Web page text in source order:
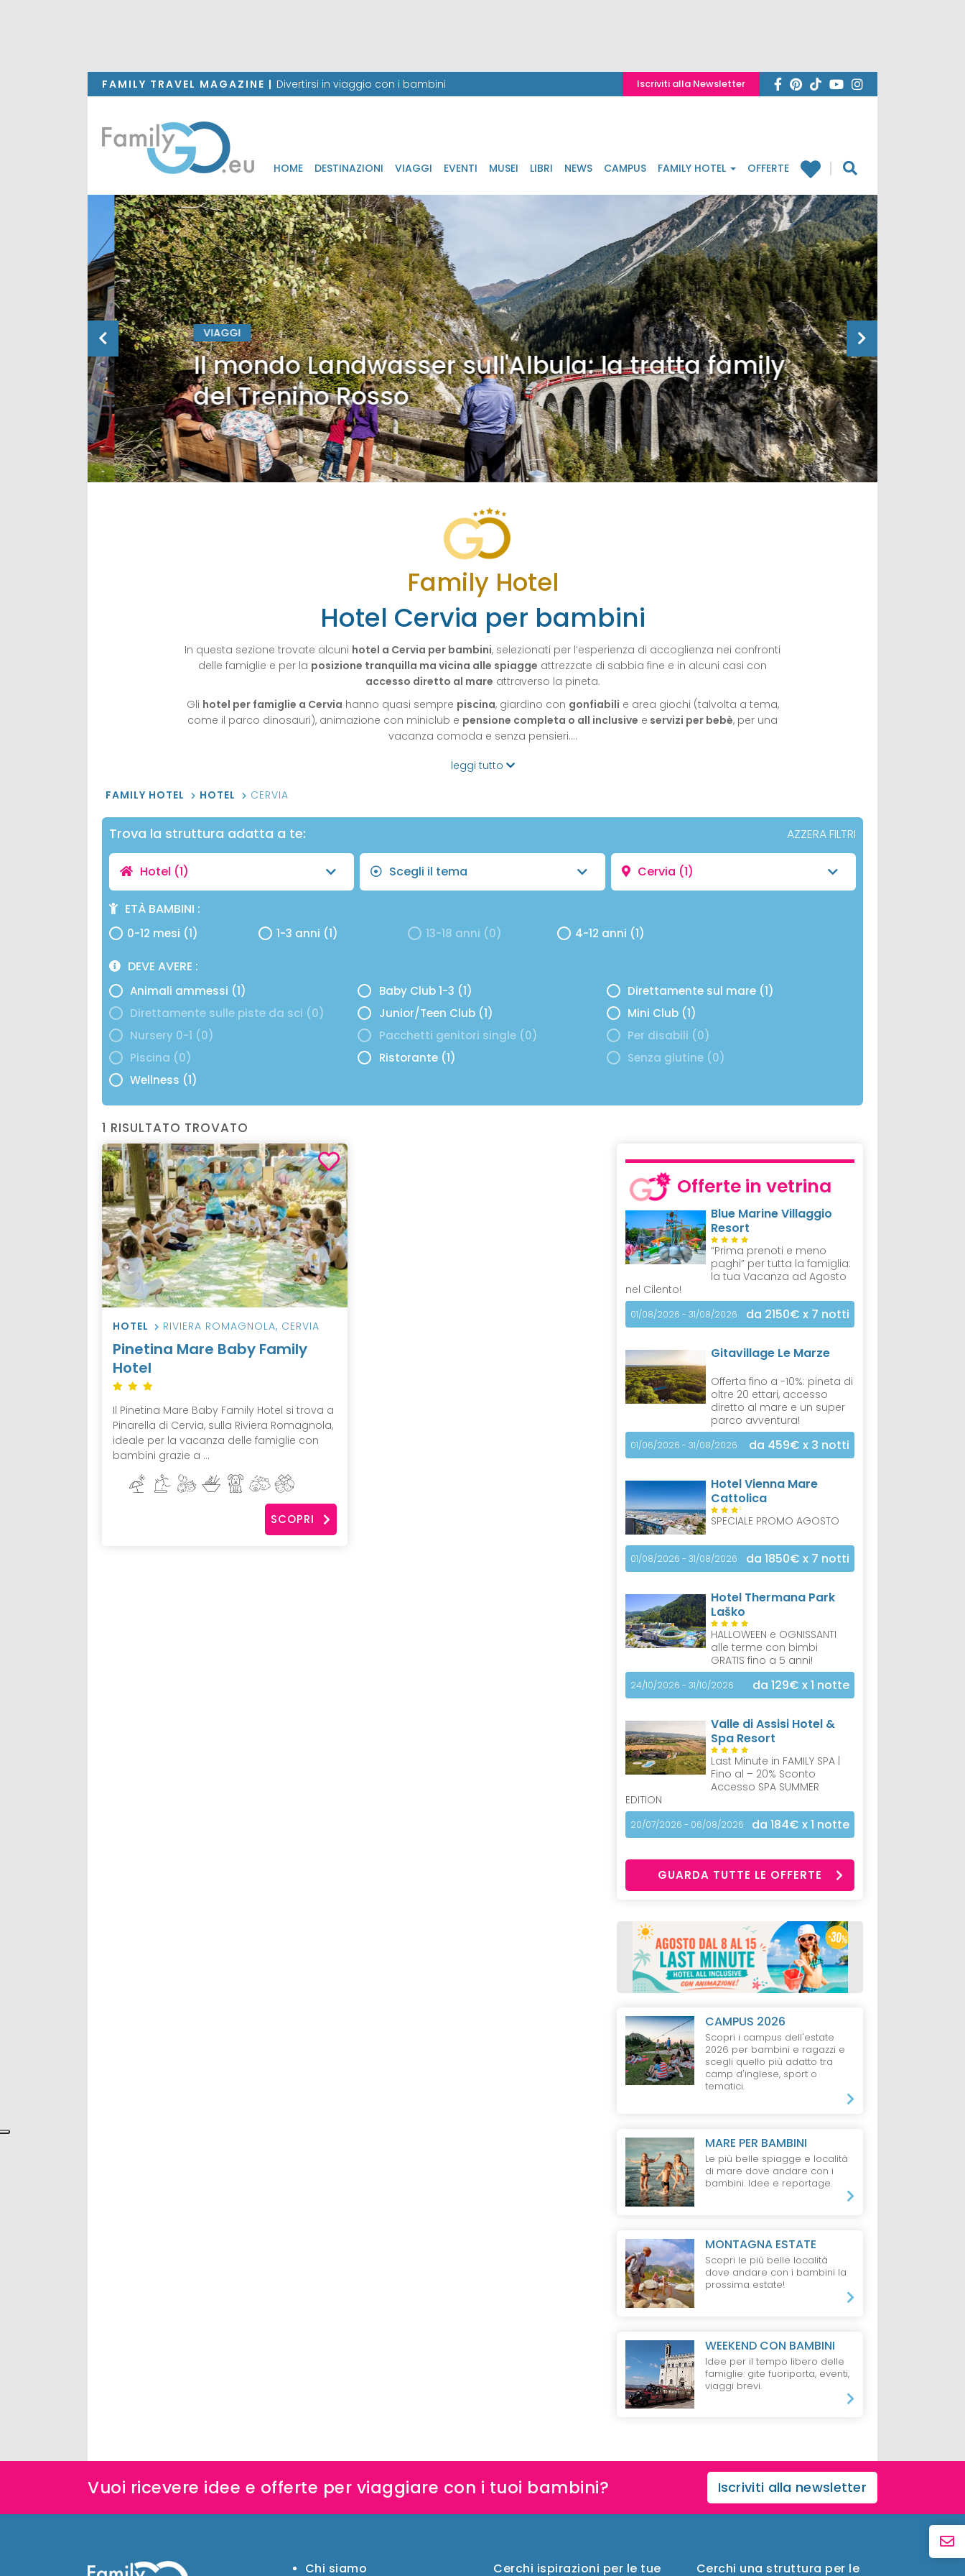
FAMILY TRAVEL MAGAZINE | Divertirsi in viaggio con i bambini Iscriviti alla Newsletter
HOME DESTINAZIONI VIAGGI EVENTI MUSEI LIBRI NEWS CAMPUS FAMILY HOTEL OFFERTE
VIAGGI
Il mondo Landwasser sull'Albula: la tratta family
del Trenino Rosso
Family Hotel
Hotel Cervia per bambini
In questa sezione trovate alcuni hotel a Cervia per bambini, selezionati per l’esperienza di accoglienza nei confronti
delle famiglie e per la posizione tranquilla ma vicina alle spiagge attrezzate di sabbia fine e in alcuni casi con
accesso diretto al mare attraverso la pineta.
Gli hotel per famiglie a Cervia hanno quasi sempre piscina, giardino con gonfiabili e area giochi (talvolta a tema,
come il parco dinosauri), animazione con miniclub e pensione completa o all inclusive e servizi per bebè, per una
vacanza comoda e senza pensieri.…
leggi tutto
FAMILY HOTEL HOTEL CERVIA
Trova la struttura adatta a te: AZZERA FILTRI
Hotel (1) Scegli il tema Cervia (1)
ETÀ BAMBINI
0-12 mesi (1) 1-3 anni (1) 13-18 anni (0) 4-12 anni (1)
DEVE AVERE
Animali ammessi (1) Baby Club 1-3 (1)
Direttamente sul mare (1)
Direttamente sulle piste da sci (0)
Junior/Teen Club (1)
Mini Club (1)
Nursery 0-1 (0)
Pacchetti genitori single (0)
Per disabili (0)
Piscina (0)
Ristorante (1)
Senza glutine (0)
Wellness (1)
1 RISULTATO TROVATO
HOTEL RIVIERA ROMAGNOLA, CERVIA
Pinetina Mare Baby Family
Hotel
Il Pinetina Mare Baby Family Hotel si trova a
Pinarella di Cervia, sulla Riviera Romagnola,
ideale per la vacanza delle famiglie con
bambini grazie a ...
SCOPRI
Offerte in vetrina
Blue Marine Villaggio
Resort
“Prima prenoti e meno
paghi” per tutta la famiglia:
la tua Vacanza ad Agosto
nel Cilento!
01/08/2026 - 31/08/2026 da 2150€ x 7 notti
Gitavillage Le Marze
Offerta fino a -10%: pineta di
oltre 20 ettari, accesso
diretto al mare e un super
parco avventura!
01/06/2026 - 31/08/2026 da 459€ x 3 notti
Hotel Vienna Mare
Cattolica
S
SPECIALE PROMO AGOSTO
01/08/2026 - 31/08/2026 da 1850€ x 7 notti
Hotel Thermana Park
Laško
HALLOWEEN e OGNISSANTI
alle terme con bimbi
GRATIS fino a 5 anni!
24/10/2026 - 31/10/2026 da 129€ x 1 notte
Valle di Assisi Hotel &
Spa Resort
Last Minute in FAMILY SPA |
Fino al – 20% Sconto
Accesso SPA SUMMER
EDITION
20/07/2026 - 06/08/2026 da 184€ x 1 notte
GUARDA TUTTE LE OFFERTE
CAMPUS 2026
Scopri i campus dell'estate
2026 per bambini e ragazzi e
scegli quello più adatto tra
camp d'inglese, sport o
tematici.
MARE PER BAMBINI
Le più belle spiagge e località
di mare dove andare con i
bambini. Idee e reportage.
MONTAGNA ESTATE
Scopri le più belle località
dove andare con i bambini la
prossima estate!
WEEKEND CON BAMBINI
Idee per il tempo libero delle
famiglie: gite fuoriporta, eventi,
viaggi brevi.
Vuoi ricevere idee e offerte per viaggiare con i tuoi bambini? Iscriviti alla newsletter
Chi siamo Cerchi ispirazioni per le tue Cerchi una struttura per le